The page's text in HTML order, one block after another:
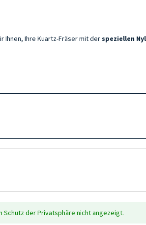
Ihnen, Ihre Kuartz-Fräser mit derspeziellen
Schutz der Privatsphäre nicht angezeigt.